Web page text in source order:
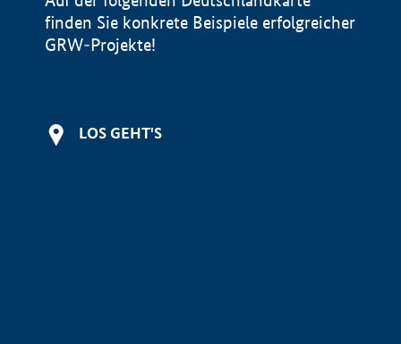
finden Sie konkrete Beispiele erfolgreicher
GRW-Projekte!
LOS GEHT'S